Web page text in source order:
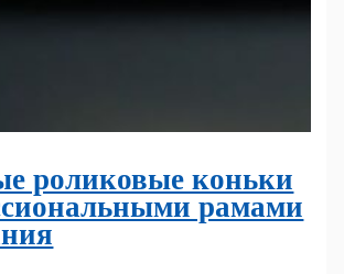
роликовые коньки
рамами